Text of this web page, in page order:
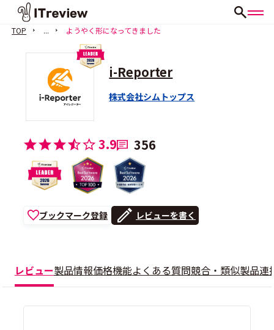
TOP ... ようやく形になってきました
i-Reporter
株式会社シムトップス
3.9 356
ブックマーク登録 レビューを書く
レビュー製品情報価格機能よくある質問競合・類似製品連